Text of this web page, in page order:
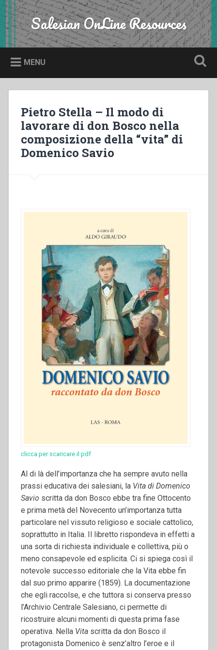
Skip
to
content
Search Salesian OnLine Resources
MENU
Pietro Stella – Il modo di
lavorare di don Bosco nella
composizione della “vita” di
Domenico Savio
clicca per scaricare il pdf
Al di là dell’importanza che ha sempre avuto nella
prassi educativa dei salesiani, la Vita di Domenico
Savio scritta da don Bosco ebbe tra fine Ottocento
e prima metà del Novecento un’importanza tutta
particolare nel vissuto religioso e sociale cattolico,
soprattutto in Italia. Il libretto rispondeva in effetti a
una sorta di richiesta individuale e collettiva, più o
meno consapevole ed esplicita. Ci si spiega così il
notevole successo editoriale che la Vita ebbe fin
dal suo primo apparire (1859). La documentazione
che egli raccolse, e che tuttora si conserva presso
l’Archivio Centrale Salesiano, ci permette di
ricostruire alcuni momenti di questa prima fase
operativa. Nella Vitascritta da don Bosco il
protagonista Domenico è senz’altro l’eroe e il